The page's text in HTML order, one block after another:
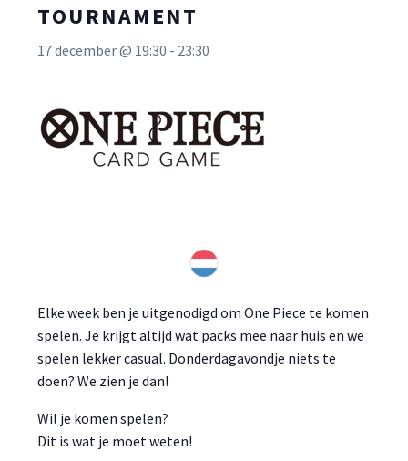
TOURNAMENT
17 december @ 19:30 - 23:30
Elke week ben je uitgenodigd om One Piece te komen
spelen. Je krijgt altijd wat packs mee naar huis en we
spelen lekker casual. Donderdagavondje niets te
doen? We zien je dan!
Wil je komen spelen?
Dit is wat je moet weten!